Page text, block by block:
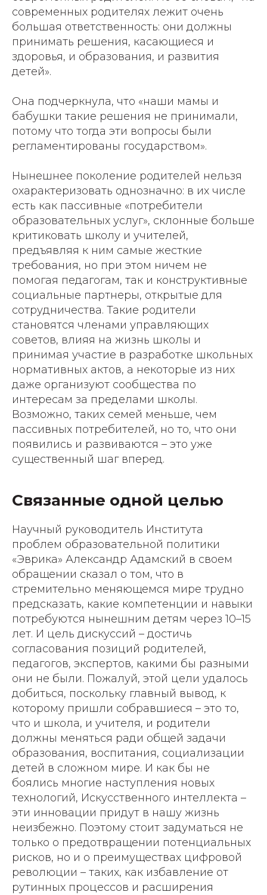
современных родителях лежит очень
большая ответственность: они должны
принимать решения, касающиеся и
здоровья, и образования, и развития
детей».
Она подчеркнула, что «наши мамы и
бабушки такие решения не принимали,
потому что тогда эти вопросы были
регламентированы государством».
Нынешнее поколение родителей нельзя
охарактеризовать однозначно: в их числе
есть как пассивные «потребители
образовательных услуг», склонные больше
критиковать школу и учителей,
предъявляя к ним самые жесткие
требования, но при этом ничем не
помогая педагогам, так и конструктивные
социальные партнеры, открытые для
сотрудничества. Такие родители
становятся членами управляющих
советов, влияя на жизнь школы и
принимая участие в разработке школьных
нормативных актов, а некоторые из них
даже организуют сообщества по
интересам за пределами школы.
Возможно, таких семей меньше, чем
пассивных потребителей, но то, что они
появились и развиваются – это уже
существенный шаг вперед.
Связанные одной целью
Научный руководитель Института
проблем образовательной политики
«Эврика» Александр Адамский в своем
обращении сказал о том, что в
стремительно меняющемся мире трудно
предсказать, какие компетенции и навыки
потребуются нынешним детям через 10–15
лет. И цель дискуссий – достичь
согласования позиций родителей,
педагогов, экспертов, какими бы разными
они не были. Пожалуй, этой цели удалось
добиться, поскольку главный вывод, к
которому пришли собравшиеся – это то,
что и школа, и учителя, и родители
должны меняться ради общей задачи
образования, воспитания, социализации
детей в сложном мире. И как бы не
боялись многие наступления новых
технологий, Искусственного интеллекта –
эти инновации придут в нашу жизнь
неизбежно. Поэтому стоит задуматься не
только о предотвращении потенциальных
рисков, но и о преимуществах цифровой
революции – таких, как избавление от
рутинных процессов и расширения